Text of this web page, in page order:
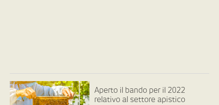
Aperto il bando per il 2022
relativo al settore apistico